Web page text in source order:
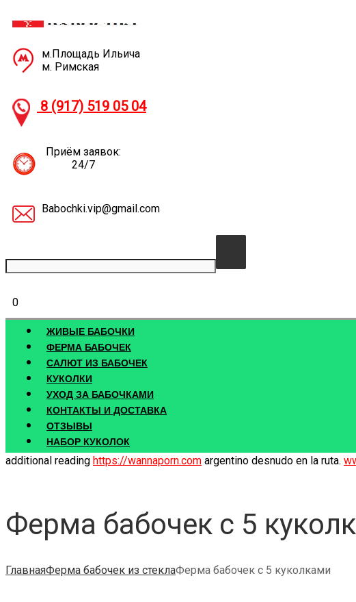
м.Площадь Ильича
м. Римская
8 (917) 519 05 04
Приём заявок:
24/7
Babochki.vip@gmail.com
0
ЖИВЫЕ БАБОЧКИ
ФЕРМА БАБОЧЕК
САЛЮТ ИЗ БАБОЧЕК
КУКОЛКИ
УХОД ЗА БАБОЧКАМИ
КОНТАКТЫ И ДОСТАВКА
ОТЗЫВЫ
НАБОР КУКОЛОК
additional reading https://wannaporn.com argentino desnudo en la ruta.
Ферма бабочек с 5
ГлавнаяФерма бабочек из стеклаФерма бабочек с 5 куколками